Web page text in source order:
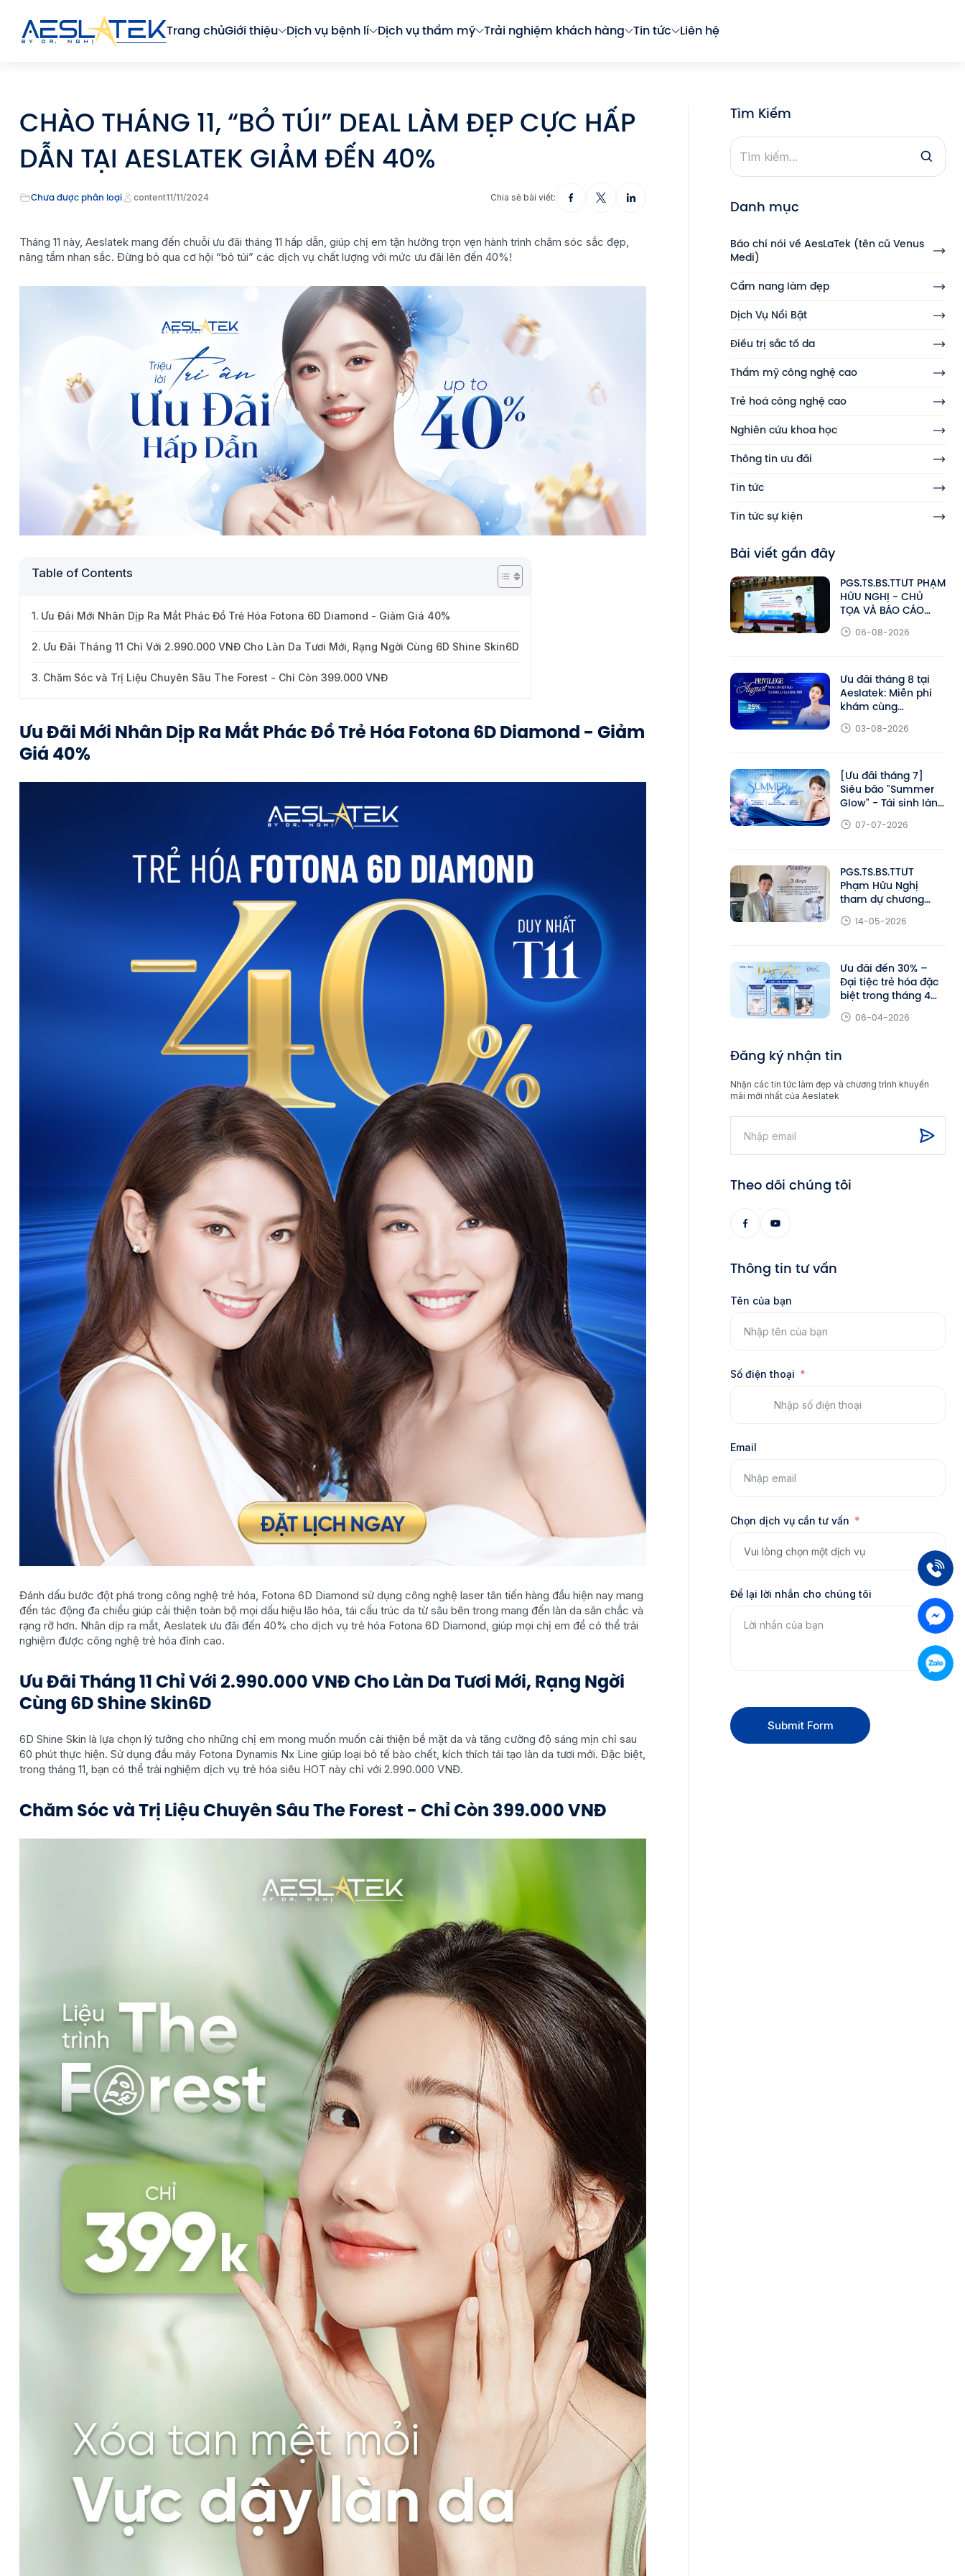
Trang chủGiới thiệu Dịch vụ bệnh lí Dịch vụ thẩm mỹ Trải nghiệm khách hàng Tin tức Liên hệ
CHÀO THÁNG 11, “BỎ TÚI” DEAL LÀM ĐẸP CỰC HẤP
DẪN TẠI AESLATEK GIẢM ĐẾN 40%
Chưa được phân loại content11/11/2024 Chia sẻ bài viết:
Tháng 11 này, Aeslatek mang đến chuỗi ưu đãi tháng 11 hấp dẫn, giúp chị em tận hưởng trọn vẹn hành trình chăm sóc sắc đẹp,
nâng tầm nhan sắc. Đừng bỏ qua cơ hội “bỏ túi” các dịch vụ chất lượng với mức ưu đãi lên đến 40%!
Table of Contents
Ưu Đãi Mới Nhân Dịp Ra Mắt Phác Đồ Trẻ Hóa Fotona 6D Diamond - Giảm Giá 40%
Ưu Đãi Tháng 11 Chỉ Với 2.990.000 VNĐ Cho Làn Da Tươi Mới, Rạng Ngời Cùng 6D Shine Skin6D
Chăm Sóc và Trị Liệu Chuyên Sâu The Forest - Chỉ Còn 399.000 VNĐ
Ưu Đãi Mới Nhân Dịp Ra Mắt Phác Đồ Trẻ Hóa Fotona 6D Diamond - Giảm
Giá 40%
Đánh dấu bước đột phá trong công nghệ trẻ hóa, Fotona 6D Diamond sử dụng công nghệ laser tân tiến hàng đầu hiện nay mang
đến tác động đa chiều giúp cải thiện toàn bộ mọi dấu hiệu lão hóa, tái cấu trúc da từ sâu bên trong mang đến làn da săn chắc và
rạng rỡ hơn. Nhân dịp ra mắt, Aeslatek ưu đãi đến 40% cho dịch vụ trẻ hóa Fotona 6D Diamond, giúp mọi chị em đề có thể trải
nghiệm được công nghệ trẻ hóa đỉnh cao.
Ưu Đãi Tháng 11 Chỉ Với 2.990.000 VNĐ Cho Làn Da Tươi Mới, Rạng Ngời
Cùng 6D Shine Skin6D
6D Shine Skin là lựa chọn lý tưởng cho những chị em mong muốn muốn cải thiện bề mặt da và tăng cường độ sáng mịn chỉ sau
60 phút thực hiện. Sử dụng đầu máy Fotona Dynamis Nx Line giúp loại bỏ tế bào chết, kích thích tái tạo làn da tươi mới. Đặc biệt,
trong tháng 11, bạn có thể trải nghiệm dịch vụ trẻ hóa siêu HOT này chỉ với 2.990.000 VNĐ.
Chăm Sóc và Trị Liệu Chuyên Sâu The Forest - Chỉ Còn 399.000 VNĐ
Tìm Kiếm
Danh mục
Báo chí nói về AesLaTek (tên cũ Venus
Medi)
Cẩm nang làm đẹp
Dịch Vụ Nổi Bật
Điều trị sắc tố da
Thẩm mỹ công nghệ cao
Trẻ hoá công nghệ cao
Nghiên cứu khoa học
Thông tin ưu đãi
Tin tức
Tin tức sự kiện
Bài viết gần đây
PGS.TS.BS.TTƯT PHẠM
HỮU NGHỊ - CHỦ
TỌA VÀ BÁO CÁO
VIÊN TẠI HỘI NGHỊ
KHOA HỌC HALMeS
06-08-2026
Ưu đãi tháng 8 tại
Aeslatek: Miễn phí
khám cùng
PGS.TS.BS.TTƯT
Phạm Hữu Nghị,
03-08-2026
[Ưu đãi tháng 7]
Siêu bão "Summer
Glow" - Tái sinh làn
da khỏe đẹp cùng
Aeslatek
07-07-2026
PGS.TS.BS.TTƯT
Phạm Hữu Nghị
tham dự chương
trình đào tạo chuyên
sâu DEKA Academy
14-05-2026
Ưu đãi đến 30% –
Đại tiệc trẻ hóa đặc
biệt trong tháng 4
tại Aeslatek
06-04-2026
Đăng ký nhận tin
Nhận các tin tức làm đẹp và chương trình khuyến
mãi mới nhất của Aeslatek
Theo dõi chúng tôi
Thông tin tư vấn
Tên của bạn
Số điện thoại
Email
Chọn dịch vụ cần tư vấn
Để lại lời nhắn cho chúng tôi
Submit Form